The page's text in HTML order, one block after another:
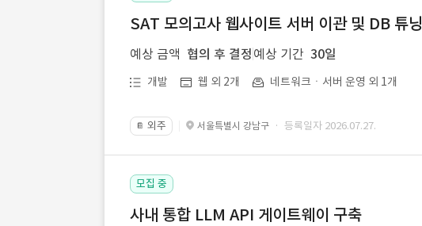
SAT 모의고사 웹사이트 서버 이관 및 DB 튜닝
예상 금액 협의 후 결정 예상 기간 30일
개발 웹 외 2개 네트워크ㆍ서버 운영 외 1개
📔 외주 서울특별시 강남구 · 등록일자 2026.07.27.
모집 중
사내 통합 LLM API 게이트웨이 구축